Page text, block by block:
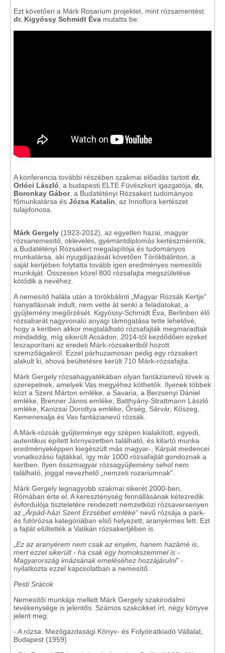
Ezt követően a Márk Rosarium projektet, mint rózsamentést
dr. Kigyóssy Schmidt Éva mutatta be:
A konferencia további részében szakmai előadás tartott dr.
Orlóci László , a budapesti ELTE Füvészkert igazgatója, dr.
Boronkay Gábor, a Budatétényi Rózsakert tudományos
főmunkatársa és Józsa Katalin , az Innoflora kertészet
tulajdonosa.
Márk Gergely (1923-2012), az egyetlen hazai, magyar
rózsanemesítő, okleveles, gyémántdiplomás kertészmérnök,
a Budatétényi Rózsakert megalapítója és tudományos
munkatársa, aki nyugdíjazását követően Törökbálinton, a
saját kertjében folytatta tovább igen eredményes nemesítői
munkáját. Összesen közel 800 rózsafajta megszületése
kötődik a nevéhez.
A nemesítő halála után a törökbálinti „Magyar Rózsák Kertje"
hanyatlásnak indult, nem vette át senki a feladatokat, a
gyűjtemény megőrzését. Kigyóssy-Schmidt Éva, Berlinben élő
rózsabarát nagyvonalú anyagi támogatása tette lehetővé,
hogy a kertben akkor megtalálható rózsafajták megmaradtak
mindaddig, míg sikerült Acsádon, 2014-től kezdődően ezeket
leszaporítani az eredeti Márk-rózsakertből hozott
szemzőágakról. Ezzel párhuzamosan pedig egy rózsakert
alakult ki, ahová beültetésre került 710 Márk-rózsafajta.
Márk Gergely rózsahagyatékában olyan fantázianevű tövek is
szerepelnek, amelyek Vas megyéhez köthetők. Ilyenek többek
közt a Szent Márton emléke, a Savaria, a Berzsenyi Dániel
emléke, Brenner János emléke, Batthyány-Strattmann László
emléke, Kanizsai Dorottya emléke, Őrség, Sárvár, Kőszeg,
Kemenesalja és Vas fantázianevű rózsák.
A Márk-rózsák gyűjteménye egy szépen kialakított, egyedi,
autentikus épített környezetben található, és kitartó munka
eredményeképpen kiegészült más magyar-, Kárpát medencei
vonatkozású fajtákkal, így már 1000 rózsafajtát gondoznak a
kertben. Ilyen összmagyar rózsagyűjtemény sehol nem
található, joggal nevezhető „nemzeti rozariumnak".
Márk Gergely legnagyobb szakmai sikerét 2000-ben,
Rómában érte el. A kereszténység fennállásának kétezredik
évfordulója tiszteletére rendezett nemzetközi rózsaversenyen
az „Árpád-házi Szent Erzsébet emléke" nevű rózsája a park-
és futórózsa kategóriában első helyezett, aranyérmes lett. Ezt
a fajtát elültették a Vatikán rózsakertjében is.
Ez az aranyérem nem csak az enyém, hanem hazámé is,
mert ezzel sikerült - ha csak egy homokszemmel is -
Magyarország imázsának emeléséhez hozzájárulni" -
nyilatkozta ezzel kapcsolatban a nemesítő.
Pesti Srácok
Nemesítői munkája mellett Márk Gergely szakirodalmi
tevékenysége is jelentős. Számos szakcikket írt, négy könyve
jelent meg:
- A rózsa.
Mezőgazdasági Könyv- és Folyóiratkiadó Vállalat,
Budapest (1959)